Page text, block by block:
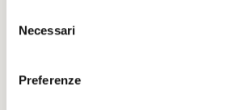
delNecessari
Preferenze
da un’oscura fenditura
Savoia». Con l’aiuto di